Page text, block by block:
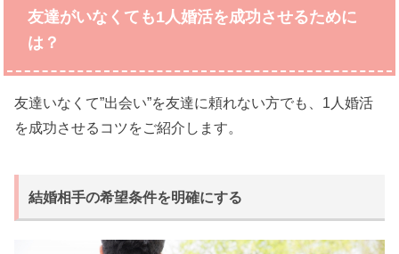
友達がいなくても1人婚活を成功させるために
は？
友達いなくて”出会い”を友達に頼れない方でも、1人婚活
を成功させるコツをご紹介します。
結婚相手の希望条件を明確にする